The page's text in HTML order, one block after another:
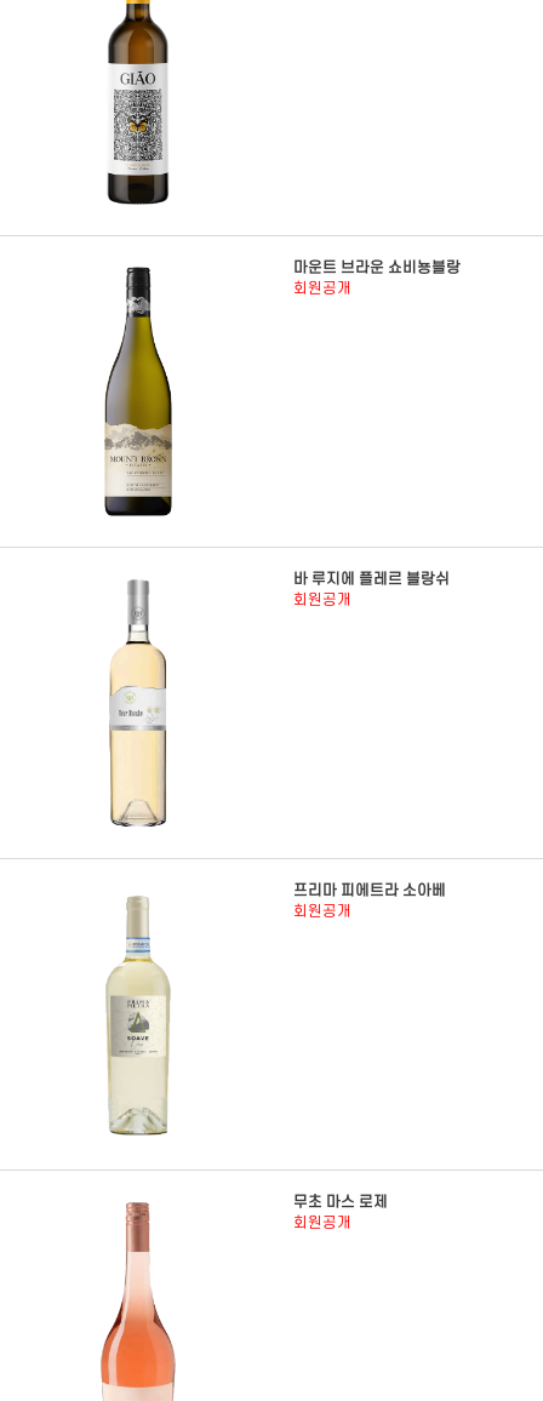
마운트 브라운 쇼비뇽블랑
회원공개
바 루지에 플레르 블랑쉬
회원공개
프리마 피에트라 소아베
회원공개
무초 마스 로제
회원공개